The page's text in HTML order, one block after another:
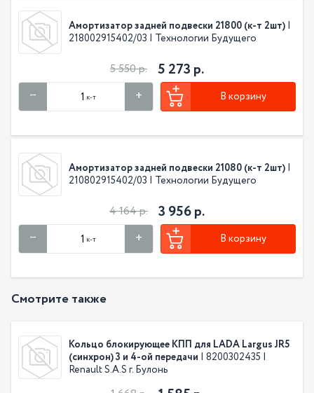
Амортизатор задней подвески 21800 (к-т 2шт) |
218002915402/03 | Технологии Будущего
5 550 р. 5 273 р.
к-т В корзину
Амортизатор задней подвески 21080 (к-т 2шт) |
210802915402/03 | Технологии Будущего
4 164 р. 3 956 р.
к-т В корзину
Смотрите также
Кольцо блокирующее КПП для LADA Largus JR5
(синхрон) 3 и 4-ой передачи | 8200302435 |
Renault S.A.S г. Булонь